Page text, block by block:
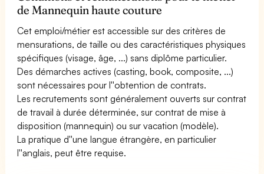
de Mannequin haute couture
Cet emploi/métier est accessible sur des critères de
mensurations, de taille ou des caractéristiques physiques
spécifiques (visage, âge, ...) sans diplôme particulier.
Des démarches actives (casting, book, composite, ...)
sont nécessaires pour l''obtention de contrats.
Les recrutements sont généralement ouverts sur contrat
de travail à durée déterminée, sur contrat de mise à
disposition (mannequin) ou sur vacation (modèle).
La pratique d''une langue étrangère, en particulier
l''anglais, peut être requise.